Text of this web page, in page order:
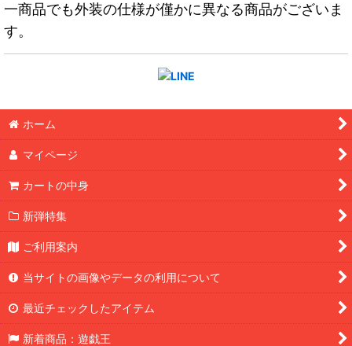
一商品でも外装の仕様が僅かに異なる商品がございま
す。
ホーム
マイページ
カートの中身
新弾特集
ご利用案内
当サイトの画像やデータの利用について
最近チェックしたアイテム
新着商品：遊戯王